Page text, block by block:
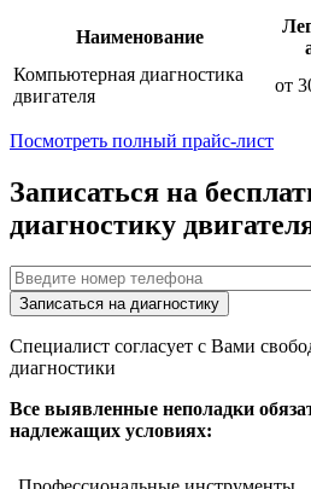
Наименование
Компьютерная диагностика
двигателя
от
Посмотреть полный прайс-лист
Записаться на
диагностику
Специалист согласует с Вами
диагностики
Все выявленные неполадки
надлежащих условиях: